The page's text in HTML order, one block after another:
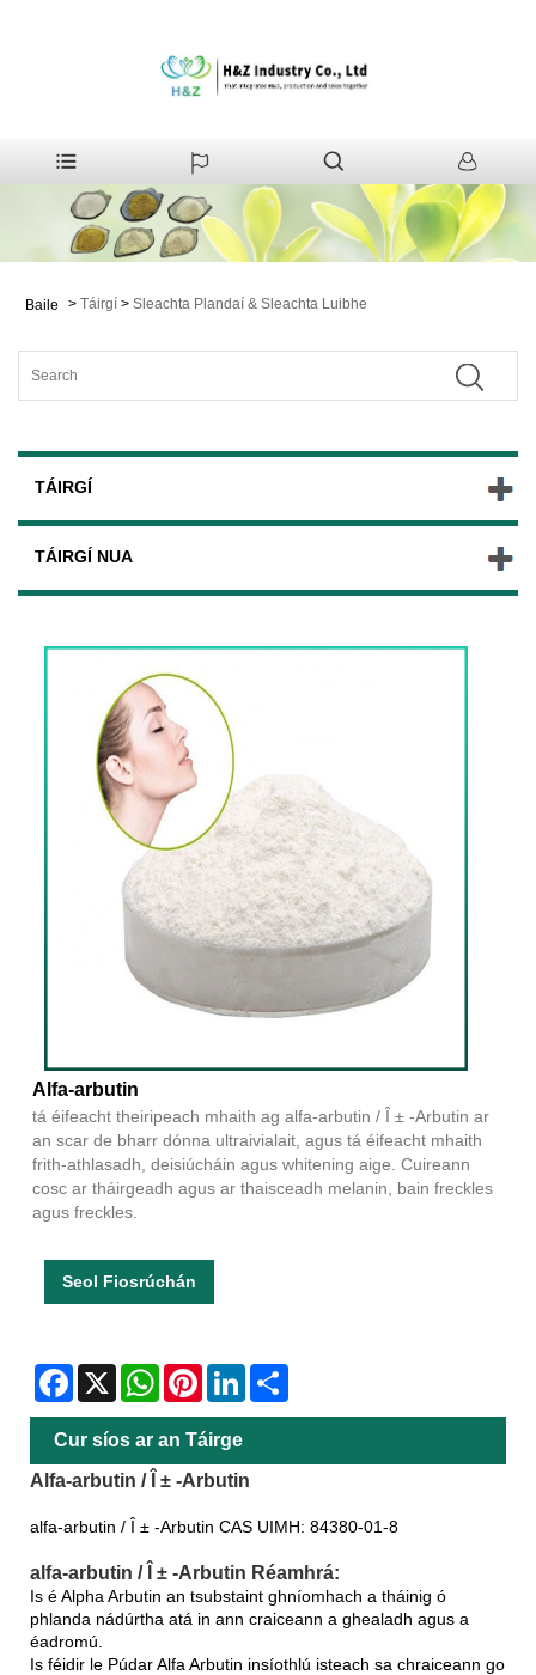
Baile > Táirgí > Sleachta Plandaí & Sleachta Luibhe
TÁIRGÍ
TÁIRGÍ NUA
Alfa-arbutin
tá éifeacht theiripeach mhaith ag alfa-arbutin / Î ± -Arbutin ar
an scar de bharr dónna ultraivialait, agus tá éifeacht mhaith
frith-athlasadh, deisiúcháin agus whitening aige. Cuireann
cosc ​​ar tháirgeadh agus ar thaisceadh melanin, bain freckles
agus freckles.
Seol Fiosrúchán
Facebook
X WhatsAppPinterestLinkedIn
Cur síos ar an Táirge
Alfa-arbutin / Î ± -Arbutin
alfa-arbutin / Î ± -Arbutin CAS UIMH: 84380-01-8
alfa-arbutin / Î ± -Arbutin Réamhrá:
Is é Alpha Arbutin an tsubstaint ghníomhach a tháinig ó
phlanda nádúrtha atá in ann craiceann a ghealadh agus a
éadromú.
Is féidir le Púdar Alfa Arbutin insíothlú isteach sa chraiceann go